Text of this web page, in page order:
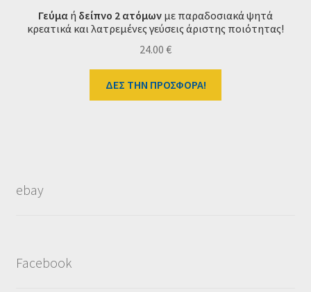
Γεύμα ή δείπνο 2 ατόμων με παραδοσιακά ψητά
κρεατικά και λατρεμένες γεύσεις άριστης ποιότητας!
24.00 €
ΔΕΣ ΤΗΝ ΠΡΟΣΦΟΡΑ!
ebay
Facebook